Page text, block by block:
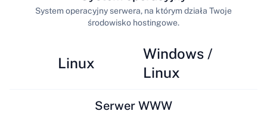
Linux
System operacyjny serwera, na którym działa Twoje
środowisko hostingowe.
Windows /
Linux
Serwer WWW